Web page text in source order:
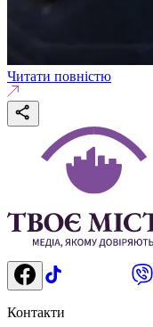
Читати повністю
Контакти